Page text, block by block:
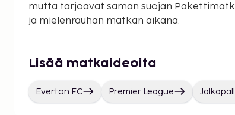
mutta tarjoavat saman suojan
ja mielenrauhan matkan aikana.
Lisää matkaideoita
Everton FC Premier League